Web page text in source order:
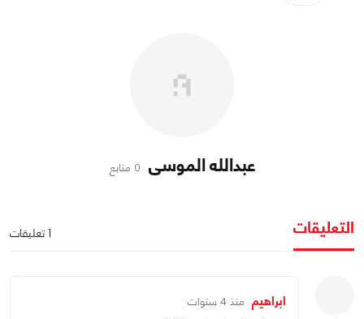
عبدالله الموسى 0 متابع
التعليقات 1 تعليقات
ابراهيم منذ 4 سنوات